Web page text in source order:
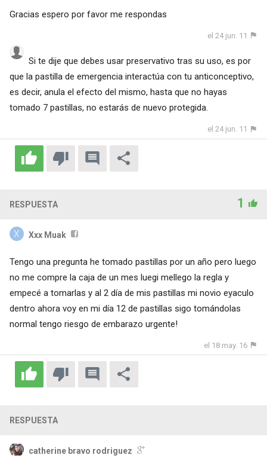
Gracias espero por favor me respondas
el 24 jun. 11
Si te dije que debes usar preservativo tras su uso, es por
que la pastilla de emergencia interactúa con tu anticonceptivo,
es decir, anula el efecto del mismo, hasta que no hayas
tomado 7 pastillas, no estarás de nuevo protegida.
el 24 jun. 11
RESPUESTA 1
Xxx Muak
Tengo una pregunta he tomado pastillas por un año pero luego
no me compre la caja de un mes luegi mellego la regla y
empecé a tomarlas y al 2 día de mis pastillas mi novio eyaculo
dentro ahora voy en mi día 12 de pastillas sigo tomándolas
normal tengo riesgo de embarazo urgente!
el 18 may. 16
RESPUESTA
catherine bravo rodriguez